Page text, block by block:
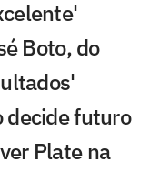
Boto, do
decide futuro
Plate na